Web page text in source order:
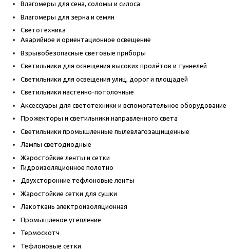
Влагомеры для сена, соломы и силоса
Влагомеры для зерна и семян
Светотехника
Аварийное и ориентационное освещение
Взрывобезопасные световые приборы
Светильники для освещения высоких пролётов и туннелей
Светильники для освещения улиц, дорог и площадей
Светильники настенно-потолочные
Аксессуары для светотехники и вспомогательное оборудование
Прожекторы и светильники направленного света
Светильники промышленные пылевлагозащищенные
Лампы светодиодные
Жаростойкие ленты и сетки
Гидроизоляционное полотно
Двухсторонние тефлоновые ленты
Жаростойкие сетки для сушки
Лакоткань электроизоляционная
Промышленое утепление
Термоскотч
Тефлоновые сетки